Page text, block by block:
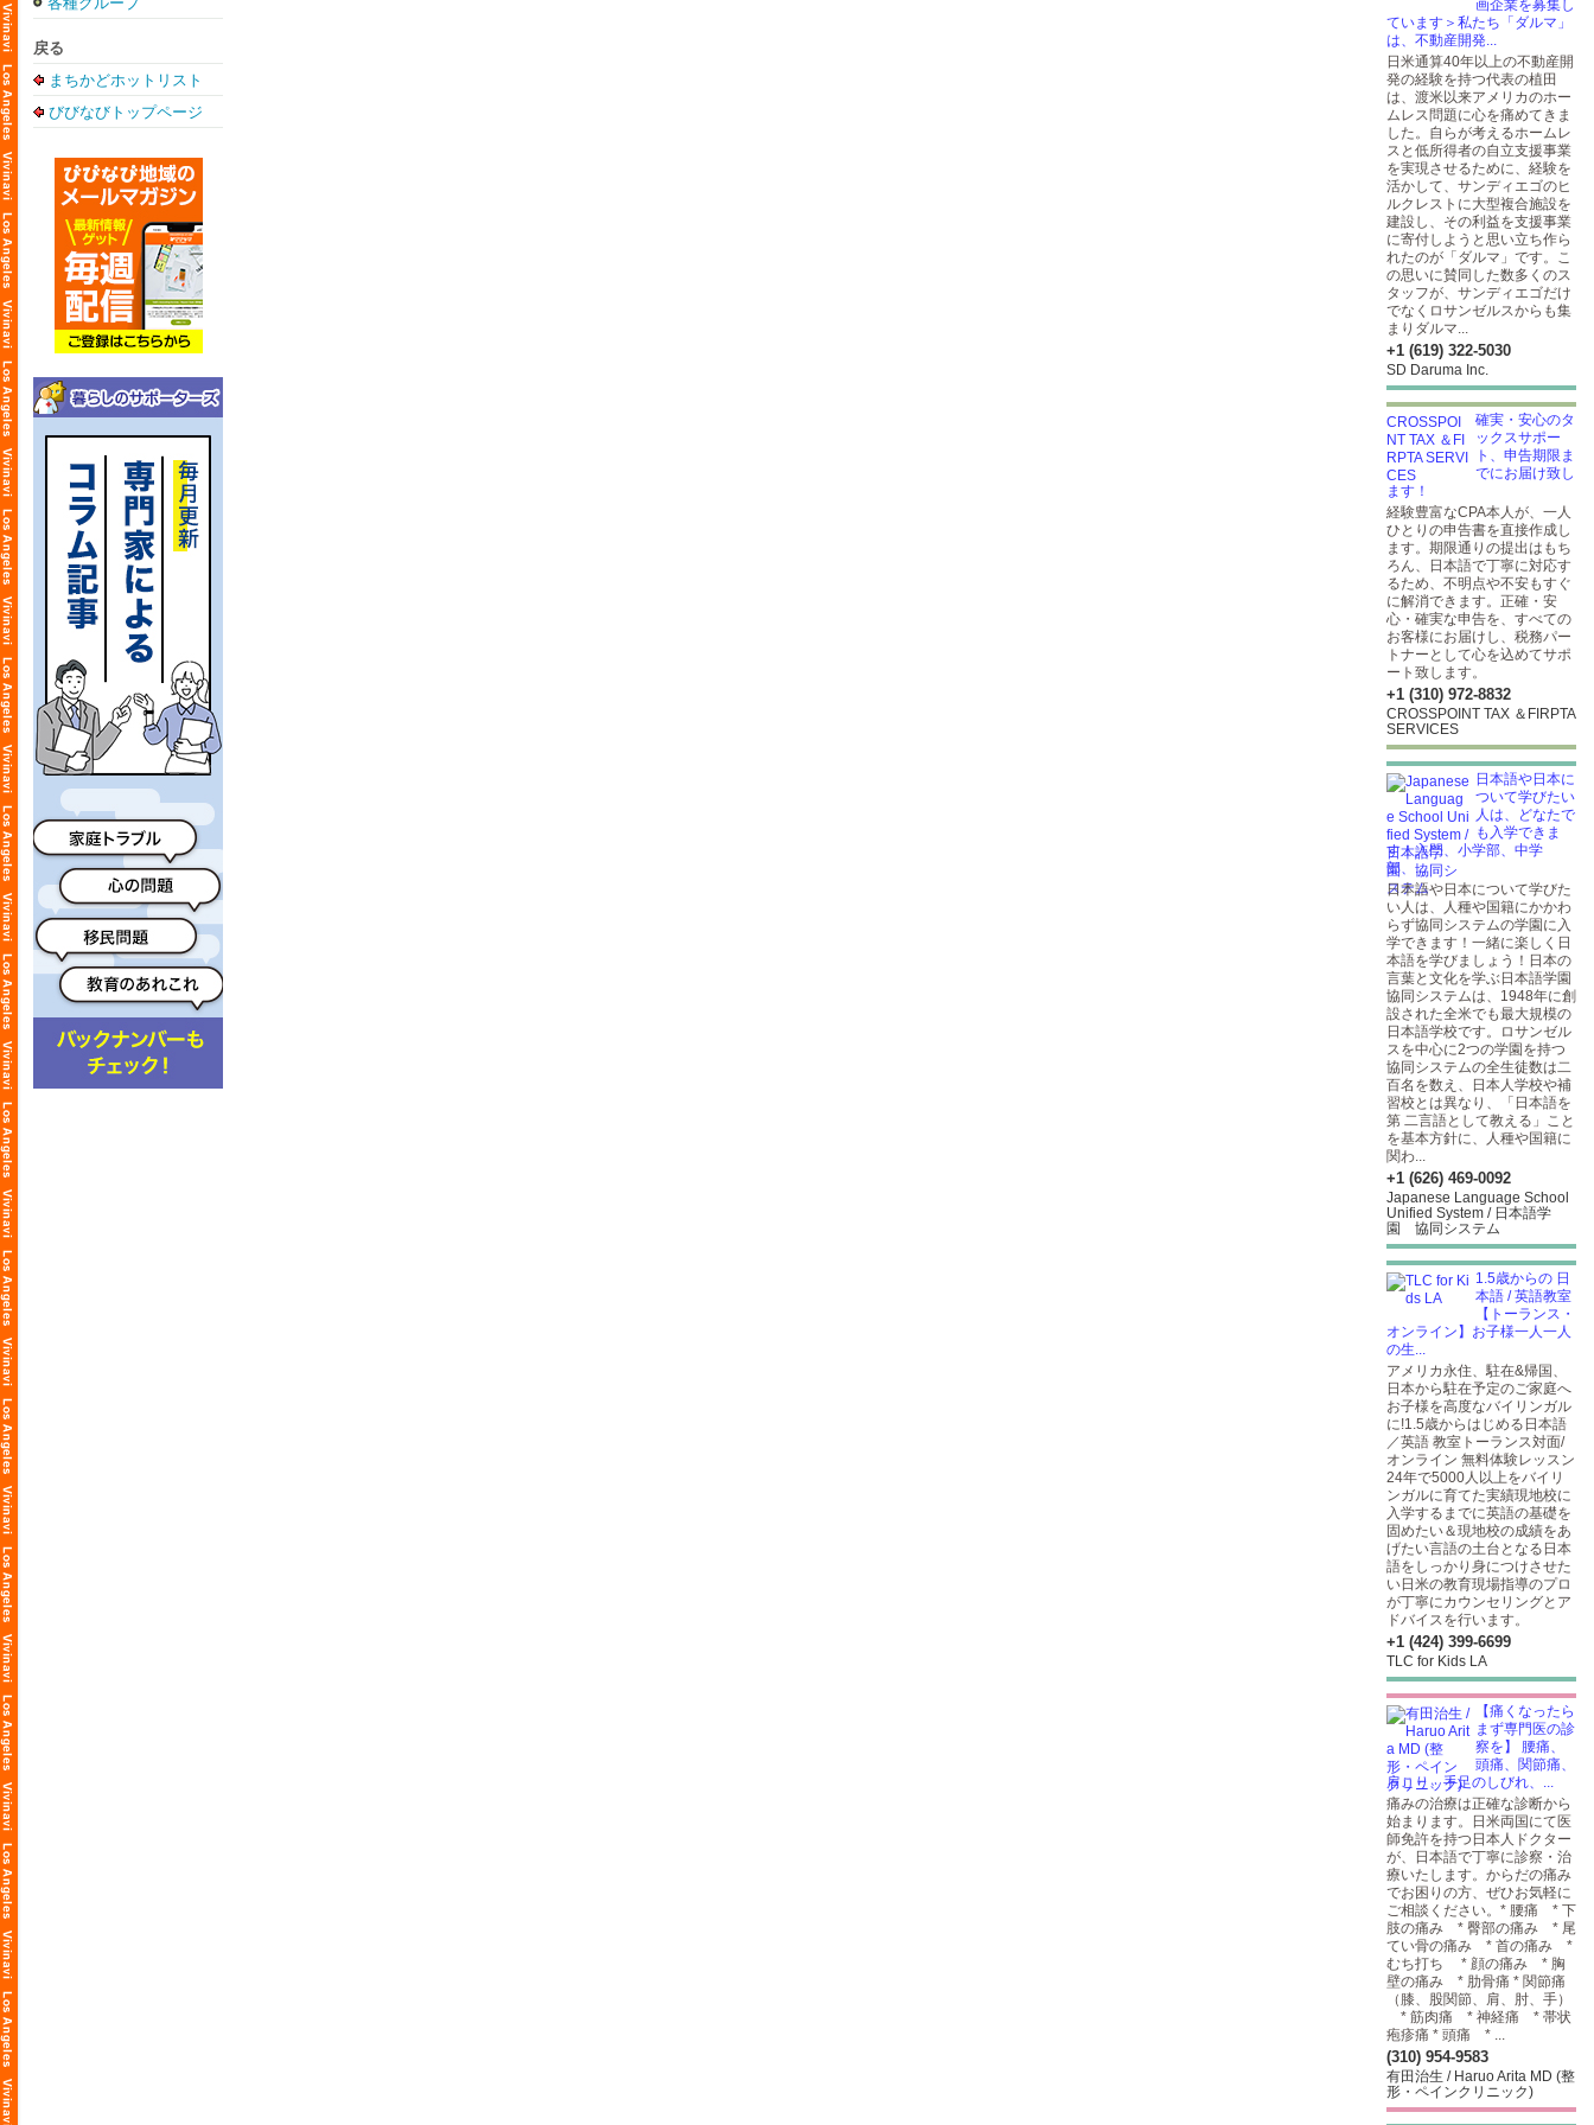
戻る
まちかどホットリスト
びびなびトップページ
画企業を募集し
ています＞私たち「ダルマ」
は、不動産開発...
日米通算40年以上の不動産開
発の経験を持つ代表の植田
は、渡米以来アメリカのホー
ムレス問題に心を痛めてきま
した。自らが考えるホームレ
スと低所得者の自立支援事業
を実現させるために、経験を
活かして、サンディエゴのヒ
ルクレストに大型複合施設を
建設し、その利益を支援事業
に寄付しようと思い立ち作ら
れたのが「ダルマ」です。こ
の思いに賛同した数多くのス
タッフが、サンディエゴだけ
でなくロサンゼルスからも集
まりダルマ...
+1 (619) 322-5030
SD Daruma Inc.
確実・安心のタ
ックスサポー
ト、申告期限ま
でにお届け致し
ます！
経験豊富なCPA本人が、一人
ひとりの申告書を直接作成し
ます。期限通りの提出はもち
ろん、日本語で丁寧に対応す
るため、不明点や不安もすぐ
に解消できます。正確・安
心・確実な申告を、すべての
お客様にお届けし、税務パー
トナーとして心を込めてサポ
ート致します。
+1 (310) 972-8832
CROSSPOINT TAX ＆FIRPTA
SERVICES
日本語や日本に
ついて学びたい
人は、どなたで
も入学できま
す！入門、小学部、中学
部、...
日本語や日本について学びた
い人は、人種や国籍にかかわ
らず協同システムの学園に入
学できます！一緒に楽しく日
本語を学びましょう！日本の
言葉と文化を学ぶ日本語学園
協同システムは、1948年に創
設された全米でも最大規模の
日本語学校です。ロサンゼル
スを中心に2つの学園を持つ
協同システムの全生徒数は二
百名を数え、日本人学校や補
習校とは異なり、「日本語を
第 二言語として教える」こと
を基本方針に、人種や国籍に
関わ...
+1 (626) 469-0092
Japanese Language School
Unified System / 日本語学
園 協同システム
1.5歳からの 日
本語 / 英語教室
【トーランス・
オンライン】お子様一人一人
の生...
アメリカ永住、駐在&帰国、
日本から駐在予定のご家庭へ
お子様を高度なバイリンガル
に!1.5歳からはじめる日本語
／英語 教室トーランス対面/
オンライン 無料体験レッスン
24年で5000人以上をバイリ
ンガルに育てた実績現地校に
入学するまでに英語の基礎を
固めたい＆現地校の成績をあ
げたい言語の土台となる日本
語をしっかり身につけさせた
い日米の教育現場指導のプロ
が丁寧にカウンセリングとア
ドバイスを行います。
+1 (424) 399-6699
TLC for Kids LA
【痛くなったら
まず専門医の診
察を】 腰痛、
頭痛、関節痛、
肩こり、手足のしびれ、...
痛みの治療は正確な診断から
始まります。日米両国にて医
師免許を持つ日本人ドクター
が、日本語で丁寧に診察・治
療いたします。からだの痛み
でお困りの方、ぜひお気軽に
ご相談ください。* 腰痛 * 下
肢の痛み * 臀部の痛み * 尾
てい骨の痛み * 首の痛み *
むち打ち * 顔の痛み * 胸
壁の痛み * 肋骨痛 * 関節痛
（膝、股関節、肩、肘、手）
* 筋肉痛 * 神経痛 * 帯状
疱疹痛 * 頭痛 * ...
(310) 954-9583
有田治生 / Haruo Arita MD (整
形・ペインクリニック)